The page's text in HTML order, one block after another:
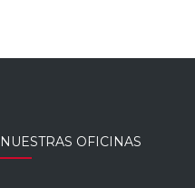
NUESTRAS OFICINAS